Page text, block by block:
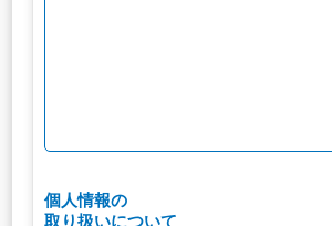
個人情報の
取り扱いについて